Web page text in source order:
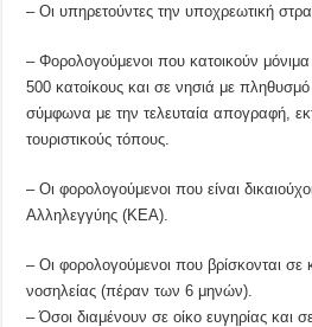
– Οι υπηρετούντες την υποχρεωτική
– Φορολογούμενοι που κατοικούν
500 κατοίκους και σε νησιά με
σύμφωνα με την τελευταία απογραφή,
τουριστικούς τόπους.
– Οι φορολογούμενοι που είναι
Αλληλεγγύης (ΚΕΑ).
– Οι φορολογούμενοι που βρίσκονται
νοσηλείας (πέραν των 6 μηνών).
– Όσοι διαμένουν σε οίκο ευγηρίας και